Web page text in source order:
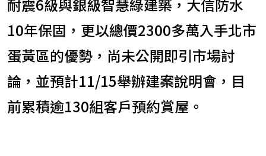
耐震6級與銀級智慧綠建築，大信防水
10年保固，更以總價2300多萬入手北市
蛋黃區的優勢，尚未公開即引市場討
論，並預計11/15舉辦建案說明會，目
前累積逾130組客戶預約賞屋。